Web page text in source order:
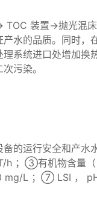
装置→抛光混
水的品质。同时
系统进口处增加
污染。
运行安全和产水
；③有机物含量
L ；⑦ LSI ，